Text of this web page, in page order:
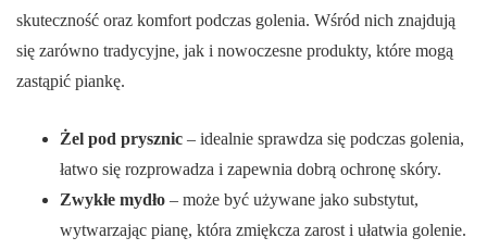
skuteczność oraz komfort podczas golenia. Wśród nich znajdują
się zarówno tradycyjne, jak i nowoczesne produkty, które mogą
zastąpić piankę.
Żel pod prysznic – idealnie sprawdza się podczas golenia,
łatwo się rozprowadza i zapewnia dobrą ochronę skóry.
Zwykłe mydło – może być używane jako substytut,
wytwarzając pianę, która zmiękcza zarost i ułatwia golenie.